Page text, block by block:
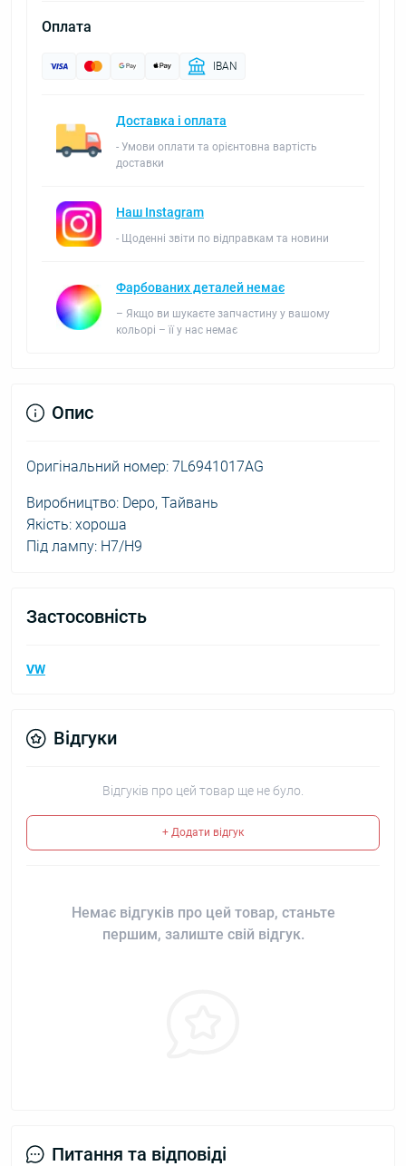
Оплата
IBAN
Доставка і оплата
- Умови оплати та орієнтовна вартість
доставки
Наш Instagram
- Щоденні звіти по відправкам та новини
Фарбованих деталей немає
– Якщо ви шукаєте запчастину у вашому
кольорі – її у нас немає
Опис
Оригінальний номер: 7L6941017AG
Виробництво: Depo, Тайвань
Якість: хороша
Під лампу: H7/H9
Застосовність
VW
Відгуки
Відгуків про цей товар ще не було.
+ Додати відгук
Немає відгуків про цей товар, станьте
першим, залиште свій відгук.
Питання та відповіді